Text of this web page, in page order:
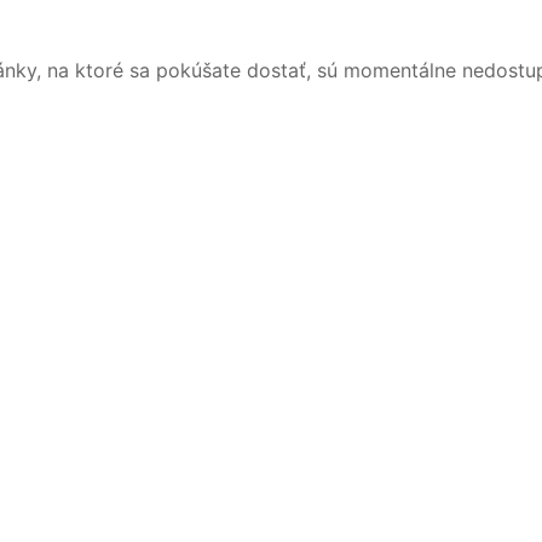
na ktoré sa pokúšate dostať, sú momentálne